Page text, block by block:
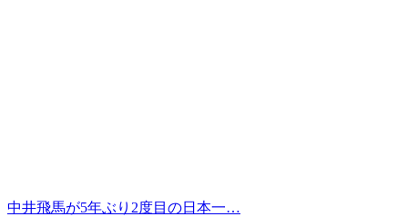
中井飛馬が5年ぶり2度目の日本一…